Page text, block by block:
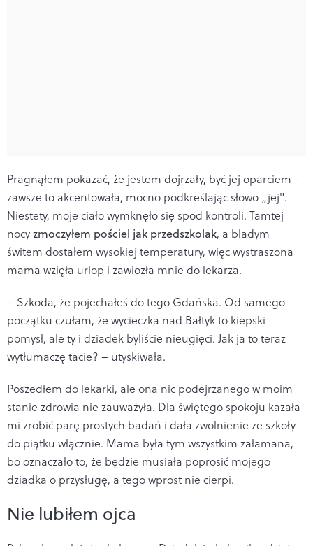
Pragnąłem pokazać, że jestem dojrzały, być jej oparciem –
zawsze to akcentowała, mocno podkreślając słowo „jej".
Niestety, moje ciało wymknęło się spod kontroli. Tamtej
nocyzmoczyłem pościel jak przedszkolak, a bladym
świtem dostałem wysokiej temperatury, więc wystraszona
mama wzięła urlop i zawiozła mnie do lekarza.
– Szkoda, że pojechałeś do tego Gdańska. Od samego
początku czułam, że wycieczka nad Bałtyk to kiepski
pomysł, ale ty i dziadek byliście nieugięci. Jak ja to teraz
wytłumaczę tacie? – utyskiwała.
Poszedłem do lekarki, ale ona nic podejrzanego w moim
stanie zdrowia nie zauważyła. Dla świętego spokoju kazała
mi zrobić parę prostych badań i dała zwolnienie ze szkoły
do piątku włącznie. Mama była tym wszystkim załamana,
bo oznaczało to, że będzie musiała poprosić mojego
dziadka o przysługę, a tego wprost nie cierpi.
Nie lubiłem ojca